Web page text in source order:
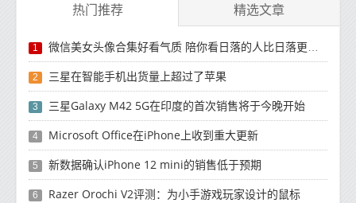
热门推荐 精选文章
1 微信美女头像合集好看气质 陪你看日落的人比日落更浪漫
2 三星在智能手机出货量上超过了苹果
3 三星Galaxy M42 5G在印度的首次销售将于今晚开始
4 Microsoft Office在iPhone上收到重大更新
5 新数据确认iPhone 12 mini的销售低于预期
6 Razer Orochi V2评测：为小手游戏玩家设计的鼠标